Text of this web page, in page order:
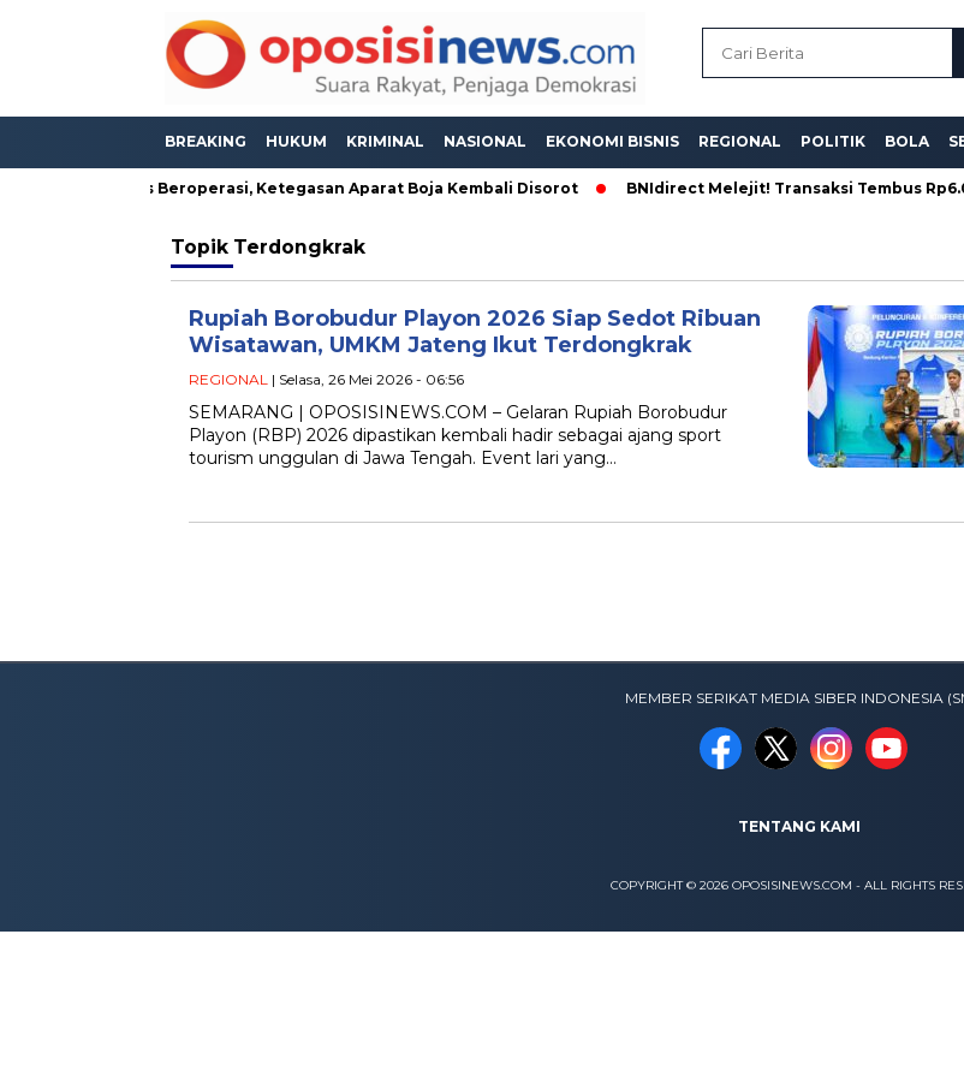
BREAKING HUKUM KRIMINAL NASIONAL EKONOMI BISNIS REGIONAL POLITIK BOLA
Masih Bebas Beroperasi, Ketegasan Aparat Boja Kembali Disorot BNIdirect Melejit! Transaksi Tembus
Topik Terdongkrak
Rupiah Borobudur Playon 2026 Siap Sedot Ribuan
Wisatawan, UMKM Jateng Ikut Terdongkrak
REGIONAL | Selasa, 26 Mei 2026 - 06:56
SEMARANG | OPOSISINEWS.COM – Gelaran Rupiah Borobudur
Playon (RBP) 2026 dipastikan kembali hadir sebagai ajang sport
tourism unggulan di Jawa Tengah. Event lari yang…
MEMBER SERIKAT MEDIA SIBER INDONESIA
TENTANG KAMI
COPYRIGHT © 2026 OPOSISINEWS.COM - ALL RIGHTS